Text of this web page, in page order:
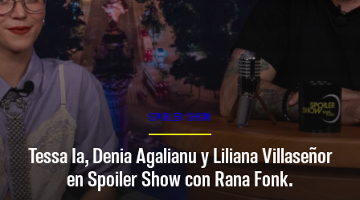
SPOILER SHOW
Tessa Ia, Denia Agalianu y Liliana Villaseñor
en Spoiler Show con Rana Fonk.